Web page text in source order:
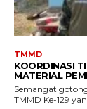
TMMD
KOORDINASI
MATERIAL
Semangat
TMMD Ke-129